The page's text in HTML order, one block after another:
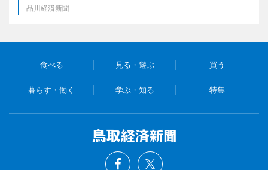
品川経済新聞
食べる 見る・遊ぶ 買う
暮らす・働く 学ぶ・知る 特集